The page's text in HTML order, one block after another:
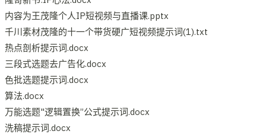
内容为王茂隆个人IP短视频与直播课.pptx
千川素材茂隆的十一个带货硬广短视频提示词(1).txt
热点剖析提示词.docx
三段式选题去广告化.docx
色批选题提示词.docx
算法.docx
万能选题"逻辑置换”公式提示词.docx
洗稿提示词.docx